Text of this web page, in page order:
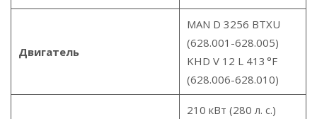
Двигатель
MAN D 3256 BTXU
(628.001-628.005)
KHD V 12 L 413 °F
(628.006-628.010)
210 кВт (280 л. с.)